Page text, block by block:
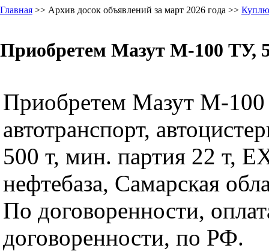
Главная >> Архив досок объявлений за март 2026 года >>
Приобретем Мазут М-100 ТУ,
Приобретем Мазут М-
автотранспорт,
500 т, мин. партия 22 т,
нефтебаза, Самарская
По договоренности,
договоренности, по РФ.